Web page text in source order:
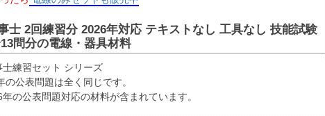
士 2回練習分 2026年対応 テキストなし 工具なし 技能試験
問分の電線・器具材料
練習セット シリーズ
公表問題は全く同じです。
の公表問題対応の材料が含まれています。